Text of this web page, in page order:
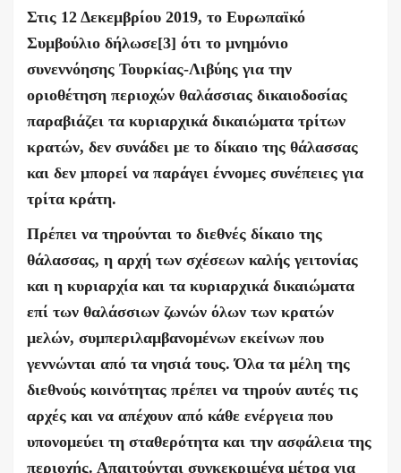
Στις 12 Δεκεμβρίου 2019, το Ευρωπαϊκό
Συμβούλιο δήλωσε[3] ότι το μνημόνιο
συνεννόησης Τουρκίας-Λιβύης για την
οριοθέτηση περιοχών θαλάσσιας δικαιοδοσίας
παραβιάζει τα κυριαρχικά δικαιώματα τρίτων
κρατών, δεν συνάδει με το δίκαιο της θάλασσας
και δεν μπορεί να παράγει έννομες συνέπειες για
τρίτα κράτη.
Πρέπει να τηρούνται το διεθνές δίκαιο της
θάλασσας, η αρχή των σχέσεων καλής γειτονίας
και η κυριαρχία και τα κυριαρχικά δικαιώματα
επί των θαλάσσιων ζωνών όλων των κρατών
μελών, συμπεριλαμβανομένων εκείνων που
γεννώνται από τα νησιά τους. Όλα τα μέλη της
διεθνούς κοινότητας πρέπει να τηρούν αυτές τις
αρχές και να απέχουν από κάθε ενέργεια που
υπονομεύει τη σταθερότητα και την ασφάλεια της
περιοχής. Απαιτούνται συγκεκριμένα μέτρα για